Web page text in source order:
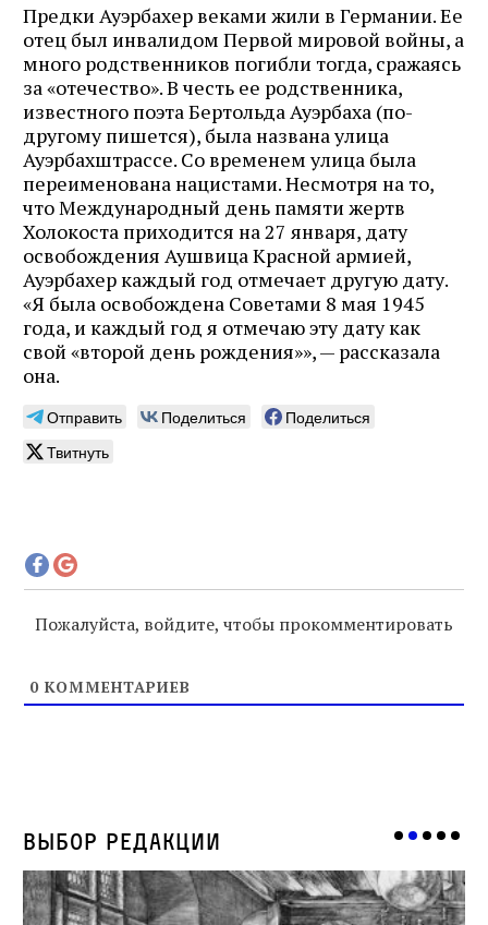
Предки Ауэрбахер веками жили в Германии. Ее
отец был инвалидом Первой мировой войны, а
много родственников погибли тогда, сражаясь
за «отечество». В честь ее родственника,
известного поэта Бертольда Ауэрбаха (по-
другому пишется), была названа улица
Ауэрбахштрассе. Со временем улица была
переименована нацистами. Несмотря на то,
что Международный день памяти жертв
Холокоста приходится на 27 января, дату
освобождения Аушвица Красной армией,
Ауэрбахер каждый год отмечает другую дату.
«Я была освобождена Советами 8 мая 1945
года, и каждый год я отмечаю эту дату как
свой «второй день рождения»», — рассказала
она.
Отправить Поделиться
Поделиться
Твитнуть
Пожалуйста, войдите, чтобы прокомментировать
0 КОММЕНТАРИЕВ
Выбор редакции